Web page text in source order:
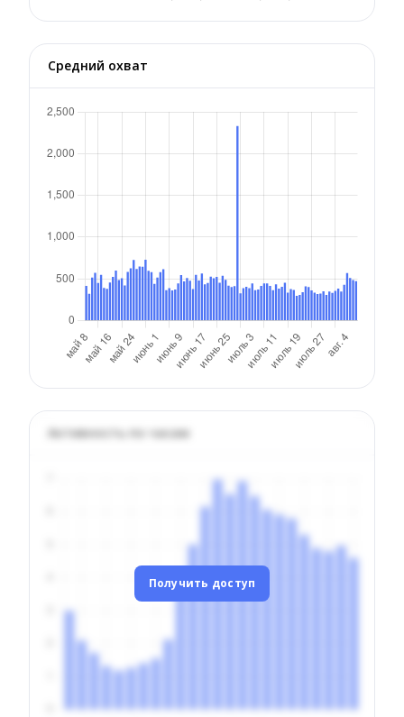
Средний охват
Активность по часам
Получить доступ